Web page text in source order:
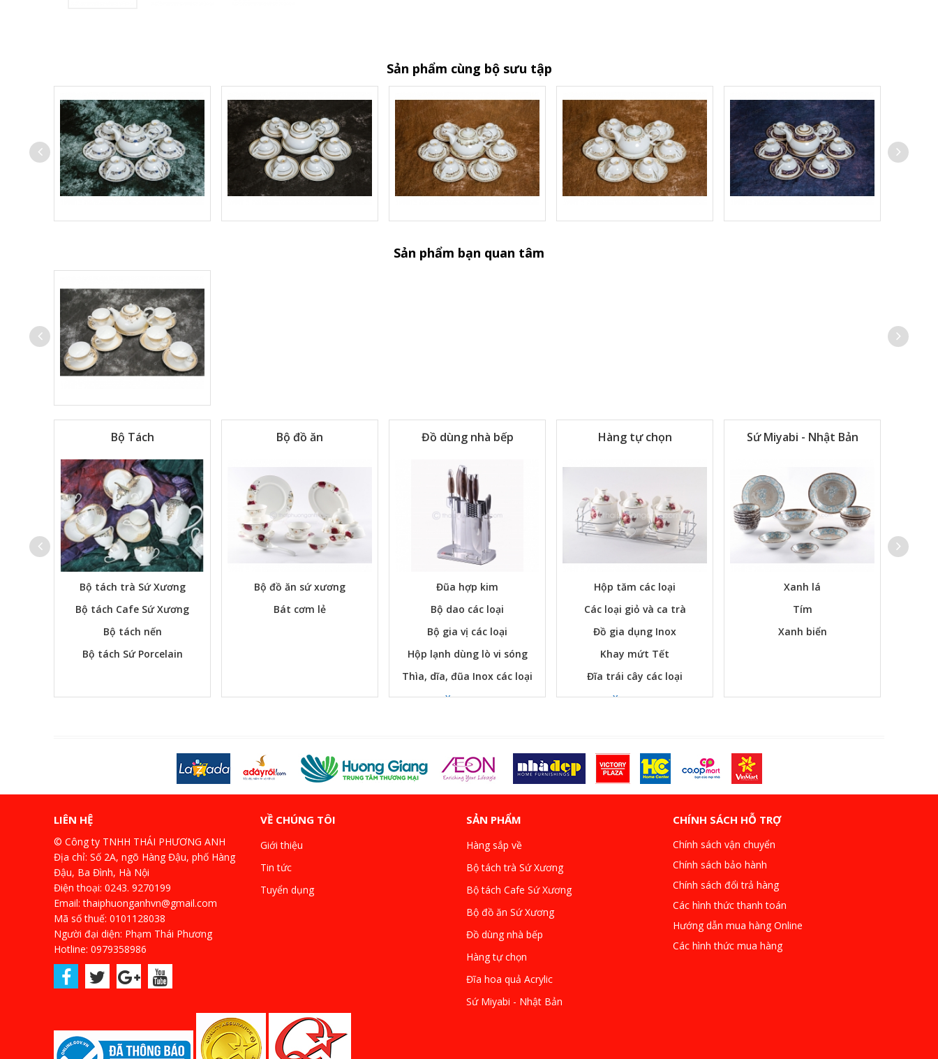
Sản phẩm cùng bộ sưu tập
Sản phẩm bạn quan tâm
Bộ Tách
Bộ tách trà Sứ Xương
Bộ tách Cafe Sứ Xương
Bộ tách nến
Bộ tách Sứ Porcelain
Bộ đồ ăn
Bộ đồ ăn sứ xương
Bát cơm lẻ
Đồ dùng nhà bếp
Đũa hợp kim
Bộ dao các loại
Bộ gia vị các loại
Hộp lạnh dùng lò vi sóng
Thìa, dĩa, đũa Inox các loại
Xem ngay
Hàng tự chọn
Hộp tăm các loại
Các loại giỏ và ca trà
Đồ gia dụng Inox
Khay mứt Tết
Đĩa trái cây các loại
Xem ngay
Sứ Miyabi - Nhật Bản
Xanh lá
Tím
Xanh biển
LIÊN HỆ
© Công ty TNHH THÁI PHƯƠNG ANH
Địa chỉ: Số 2A, ngõ Hàng Đậu, phố Hàng
Đậu, Ba Đình, Hà Nội
Điện thoại: 0243. 9270199
Email: thaiphuonganhvn@gmail.com
Mã số thuế: 0101128038
Người đại diện: Phạm Thái Phương
Hotline: 0979358986
VỀ CHÚNG TÔI
Giới thiệu
Tin tức
Tuyển dụng
SẢN PHẨM
Hàng sắp về
Bộ tách trà Sứ Xương
Bộ tách Cafe Sứ Xương
Bộ đồ ăn Sứ Xương
Đồ dùng nhà bếp
Hàng tự chọn
Đĩa hoa quả Acrylic
Sứ Miyabi - Nhật Bản
CHÍNH SÁCH HỖ TRỢ
Chính sách vận chuyển
Chính sách bảo hành
Chính sách đổi trả hàng
Các hình thức thanh toán
Hướng dẫn mua hàng Online
Các hình thức mua hàng